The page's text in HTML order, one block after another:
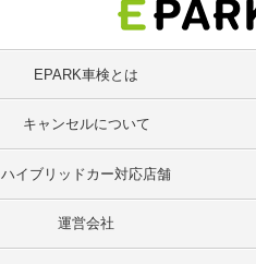
EPARK車検とは
キャンセルについて
ハイブリッドカー対応店舗
運営会社